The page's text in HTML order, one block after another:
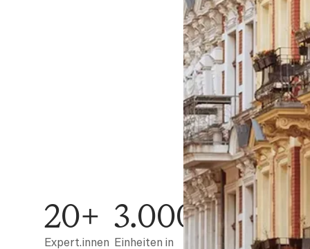
20+
Expert.innen
3.000+
Einheiten in